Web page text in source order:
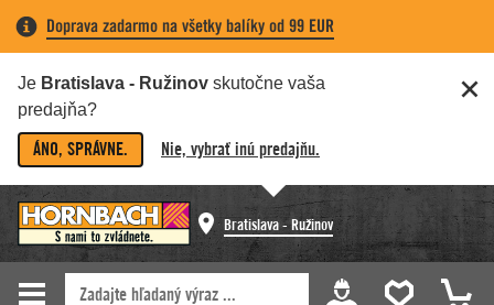
Doprava zadarmo na všetky balíky od 99 EUR
Je Bratislava - Ružinov skutočne vaša
predajňa?
ÁNO, SPRÁVNE. Nie, vybrať inú predajňu.
Bratislava - Ružinov